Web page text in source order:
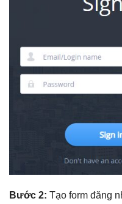
Bước 2: Tạo form đăng